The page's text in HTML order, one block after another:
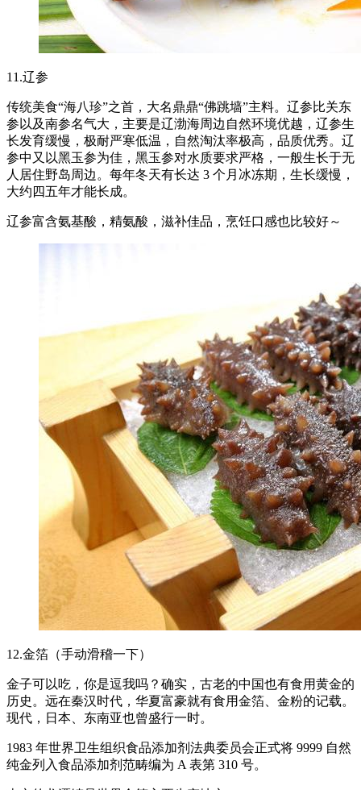
11.辽参
传统美食“海八珍”之首，大名鼎鼎“佛跳墙”主料。辽参比关东
参以及南参名气大，主要是辽渤海周边自然环境优越，辽参生
长发育缓慢，极耐严寒低温，自然淘汰率极高，品质优秀。辽
参中又以黑玉参为佳，黑玉参对水质要求严格，一般生长于无
人居住野岛周边。每年冬天有长达 3 个月冰冻期，生长缓慢，
大约四五年才能长成。
辽参富含氨基酸，精氨酸，滋补佳品，烹饪口感也比较好～
12.金箔（手动滑稽一下）
金子可以吃，你是逗我吗？确实，古老的中国也有食用黄金的
历史。远在秦汉时代，华夏富豪就有食用金箔、金粉的记载。
现代，日本、东南亚也曾盛行一时。
1983 年世界卫生组织食品添加剂法典委员会正式将 9999 自然
纯金列入食品添加剂范畴编为 A 表第 310 号。